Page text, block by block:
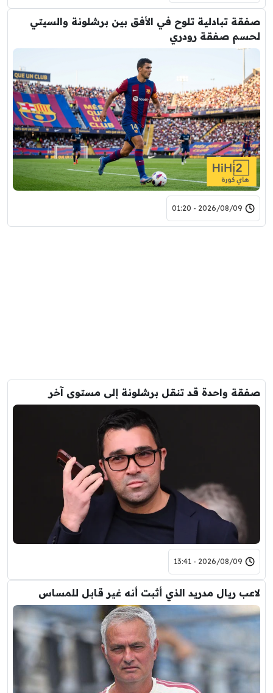
صفقة تبادلية تلوح في الأفق بين برشلونة والسيتي
لحسم صفقة رودري
2026/08/09 - 01:20
صفقة واحدة قد تنقل برشلونة إلى مستوى آخر
2026/08/09 - 13:41
لاعب ريال مدريد الذي أثبت أنه غير قابل للمساس